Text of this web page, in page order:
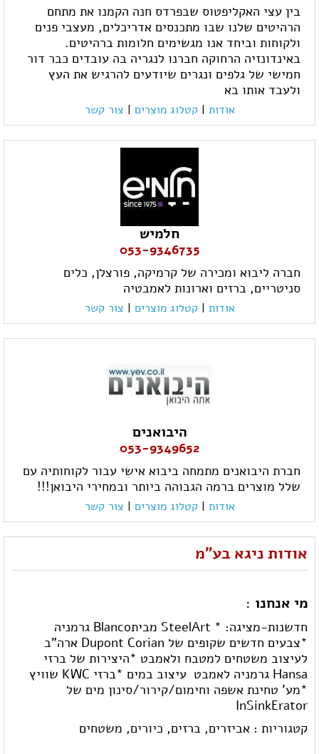
בין עצי האקליפטוס שבפרדס חנה הקמנו את מתחם
הרהיטים שלנו שבו מתכנסים אדריכלים, מעצבי פנים
ולקוחות וביחד אנו מגשימים חלומות ברהיטים.
באינדונזיה הרחוקה חברנו לנגריה בה עובדים כבר דור
חמישי של גלפים ונגרים שיודעים להרגיש את העץ
ולעבד אותו בא
אודות | קטלוג מוצרים | צור קשר
חלמיש
053-9346735
חברה ליבוא ומכירה של קרמיקה, פורצלן, כלים
סניטריים, ברזים וארונות לאמבטיה
אודות | קטלוג מוצרים | צור קשר
היבואנים
053-9349652
חברת היבואנים מתמחה ביבוא אישי עבור לקוחותיה עם
שלל מוצרים ברמה הגבוהה ביותר ובמחירי היבואן!!!
אודות | קטלוג מוצרים | צור קשר
אודות ניגא בע"מ
מי אנחנו :
חדשנות-מציגה: * SteelArt מביתBlanco גרמניה
*צבעים חדשים שקופים של Dupont Corian ארה"ב
לעיצוב משטחים למטבח ולאמבט *היצירות של ברזי
Hansa גרמניה לאמבט  עיצוב במים *ברזי KWC שוויץ
*מע' טחינת אשפה וחימום/קירור/סינון מים של
InSinkErator
קטגוריות : אביזרים, ברזים, כיורים, משטחים